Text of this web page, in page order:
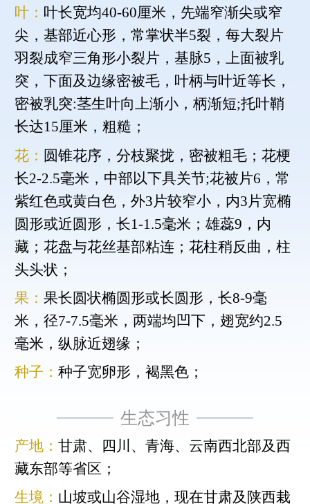
叶： 叶长宽均40-60厘米，先端窄渐尖或窄
尖，基部近心形，常掌状半5裂，每大裂片
羽裂成窄三角形小裂片，基脉5，上面被乳
突，下面及边缘密被毛，叶柄与叶近等长，
密被乳突:茎生叶向上渐小，柄渐短;托叶鞘
长达15厘米，粗糙；
花：
圆锥花序，分枝聚拢，密被粗毛；花梗
长2-2.5毫米，中部以下具关节;花被片6，常
紫红色或黄白色，外3片较窄小，内3片宽椭
圆形或近圆形，长1-1.5毫米；雄蕊9，内
藏；花盘与花丝基部粘连；花柱稍反曲，柱
头头状；
果： 果长圆状椭圆形或长圆形，长8-9毫
米，径7-7.5毫米，两端均凹下，翅宽约2.5
毫米，纵脉近翅缘；
种子： 种子宽卵形，褐黑色；
生态习性
产地： 甘肃、四川、青海、云南西北部及西
藏东部等省区；
生境： 山坡或山谷湿地，现在甘肃及陕西栽